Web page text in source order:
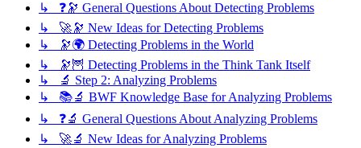
↳ ❓🔭 General Questions About Detecting Problems
↳ 🚀🔭 New Ideas for Detecting Problems
↳ 🔭🌍 Detecting Problems in the World
↳ 🔭🦉 Detecting Problems in the Think Tank Itself
↳ 🔬 Step 2: Analyzing Problems
↳ 📚🔬 BWF Knowledge Base for Analyzing Problems
↳ ❓🔬 General Questions About Analyzing Problems
↳ 🚀🔬 New Ideas for Analyzing Problems